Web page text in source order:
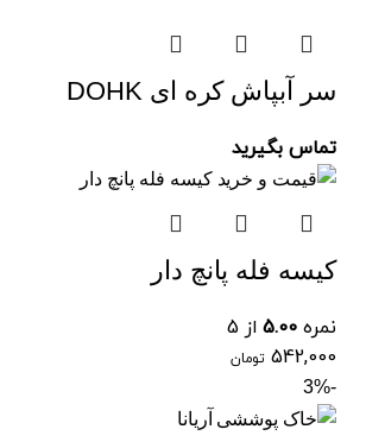
سر آبپاش کره ای DOHK
تماس بگیرید
کیسه فله پانچ دار
نمره5.00از 5
542,000 تومان
-3%